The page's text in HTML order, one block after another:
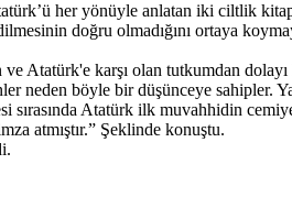
her yönüyle anlatan iki ciltlik
doğru olmadığını ortaya
Atatürk'e karşı olan tutkumdan
neden böyle bir düşünceye sahipler.
Atatürk ilk muvahhidin
atmıştır.” Şeklinde konuştu.